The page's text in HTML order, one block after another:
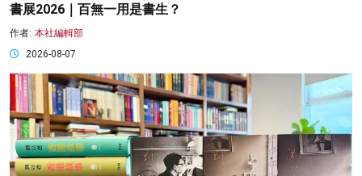
書展2026｜百無一用是書生？
作者: 本社編輯部
2026-08-07